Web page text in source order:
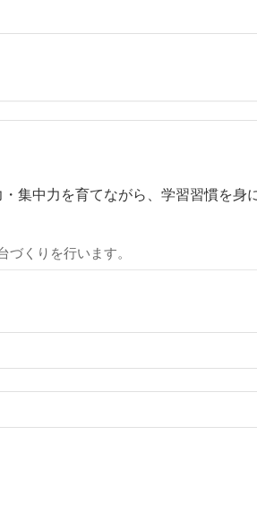
集中力を育てながら、学習習慣を身
くりを行います。